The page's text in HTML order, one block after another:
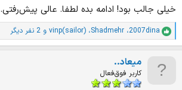
خیلی جالب بود! ادامه بده لطفا. عالی پیش‌رفتی.
ا
م
2007dina، Shadmehr، vinp(sailor) و 2 نفر دیگر
میعاد..
کاربر فوق‌فعال